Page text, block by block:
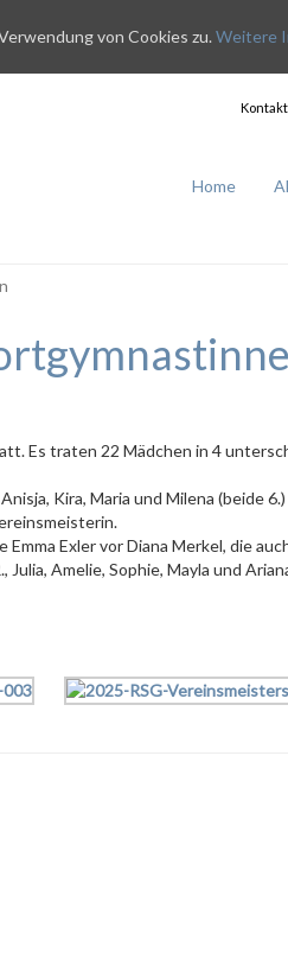
Kontakt
Home
Es traten 22 Mädchen in 4
Kira, Maria und Milena (beide
Exler vor Diana Merkel, die
Amelie, Sophie, Mayla und
von Cookies zu. Weitere